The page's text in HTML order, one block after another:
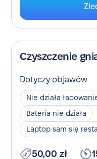
Czyszczenie
Dotyczy objawów
Nie działa
Bateria nie działa
Laptop sam się
50,00 zł